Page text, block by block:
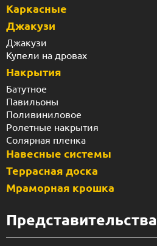
Каркасные
Джакузи
Джакузи
Купели на дровах
Накрытия
Батутное
Павильоны
Поливиниловое
Ролетные накрытия
Солярная пленка
Навесные системы
Террасная доска
Мраморная крошка
Представительства